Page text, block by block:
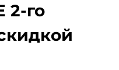
2-го